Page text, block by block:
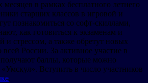
месяцев в рамках бесплатного летнего
старших классов в игровой и
познакомиться со софт-скиллами,
как готовиться к экзаменам и
и стрессом, а также обретут новых
России. За активное участие в
получают баллы, которые можно
Вступить в число участников
.